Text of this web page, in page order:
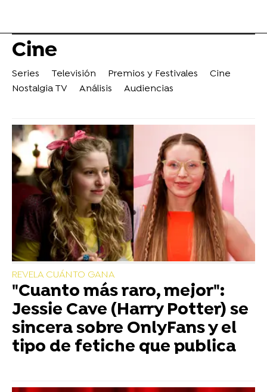
Cine
Series Televisión Premios y Festivales
Cine
Nostalgia TV
Análisis Audiencias
REVELA CUÁNTO GANA
"Cuanto más raro, mejor":
Jessie Cave (Harry Potter) se
sincera sobre OnlyFans y el
tipo de fetiche que publica